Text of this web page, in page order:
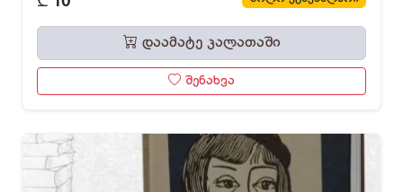
დაამატე კალათაში
შენახვა